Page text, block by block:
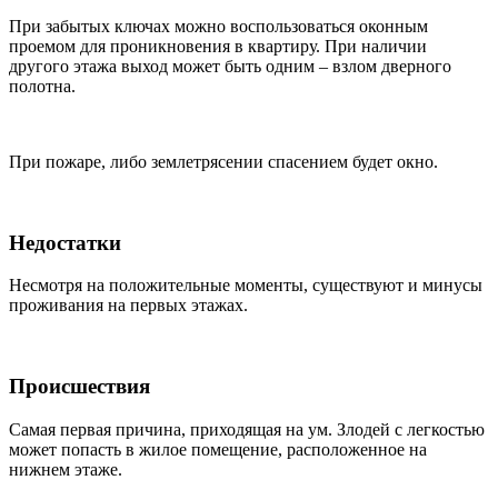
При забытых ключах можно воспользоваться оконным
проемом для проникновения в квартиру. При наличии
другого этажа выход может быть одним – взлом дверного
полотна.
При пожаре, либо землетрясении спасением будет окно.
Недостатки
Несмотря на положительные моменты, существуют и минусы
проживания на первых этажах.
Происшествия
Самая первая причина, приходящая на ум. Злодей с легкостью
может попасть в жилое помещение, расположенное на
нижнем этаже.